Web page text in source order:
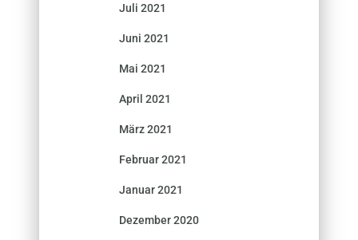
Juli 2021
Juni 2021
Mai 2021
April 2021
März 2021
Februar 2021
Januar 2021
Dezember 2020